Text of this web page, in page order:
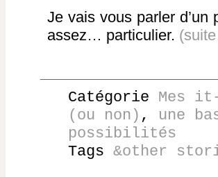
Je vais vous parler d’un
assez… particulier.
Catégorie Mes
(ou non) , une
possibilités
Tags &other